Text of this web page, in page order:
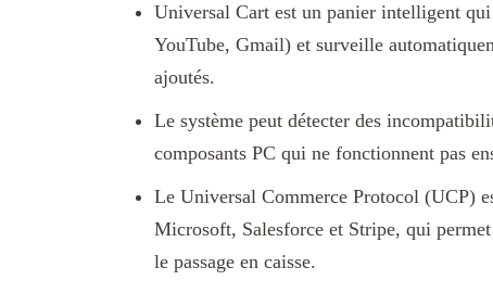
Universal Cart est un panier intelligent
YouTube, Gmail) et surveille
ajoutés.
Le système peut détecter des
composants PC qui ne fonctionnent pas
Le Universal Commerce Protocol (UCP)
Microsoft, Salesforce et Stripe, qui
le passage en caisse.